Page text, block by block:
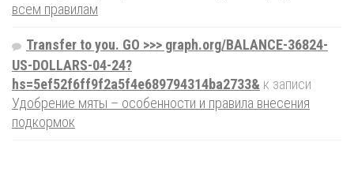
всем правилам
Transfer to you. GO >>> graph.org/BALANCE-36824-
US-DOLLARS-04-24?
hs=5ef52f6ff9f2a5f4e689794314ba2733& к записи
Удобрение мяты – особенности и правила внесения
подкормок